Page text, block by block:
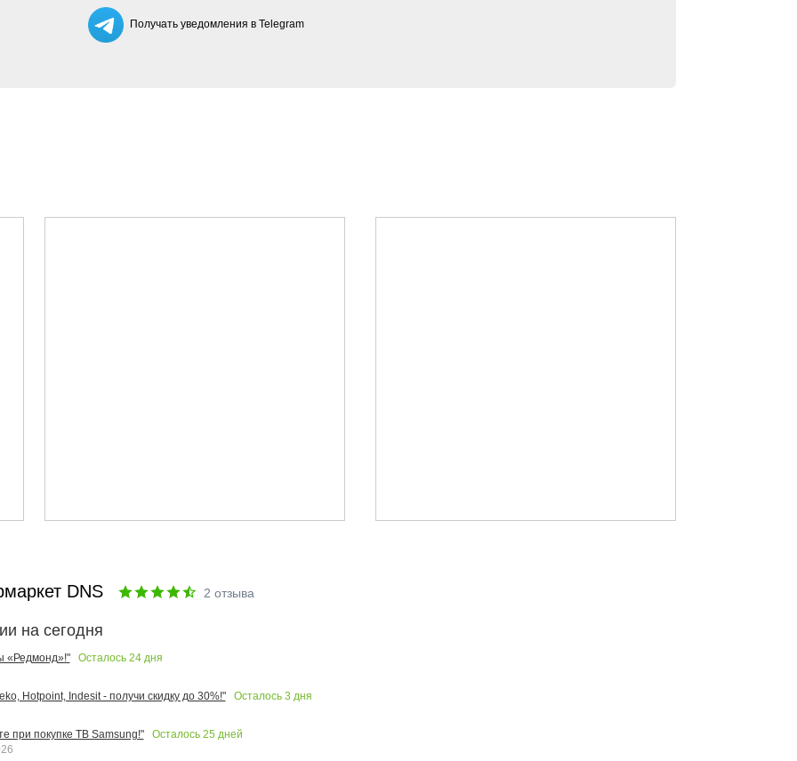
Получать уведомления в Telegram
DNS 2 отзыва
на сегодня
«Редмонд»!" Осталось 24дня
Hotpoint, Indesit - получи скидку до 30%!" Осталось 3 дня
при покупке ТВ Samsung!" Осталось 25 дней